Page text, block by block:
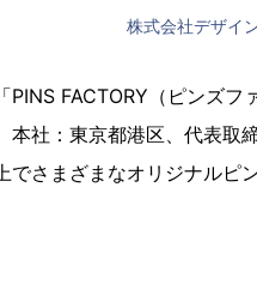
株式会社デザイ
FACTORY（ピンズフ
社：東京都港区、代表取
さまざまなオリジナルピ